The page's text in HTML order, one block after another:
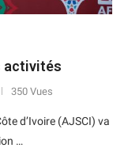
activités
350 Vues
d’Ivoire (AJSCI) va
…